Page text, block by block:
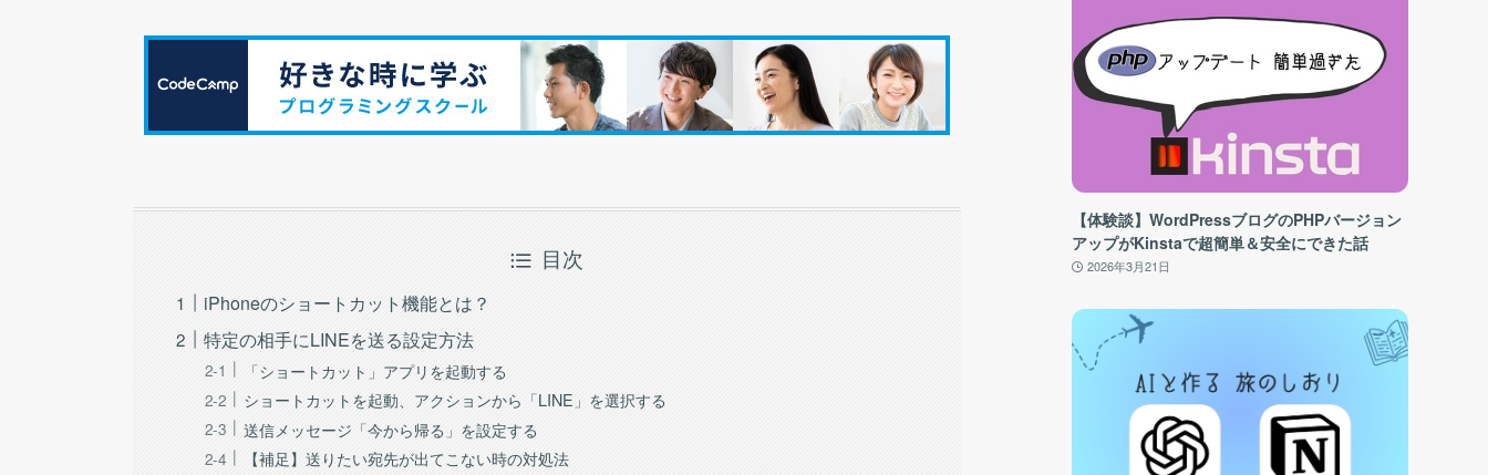
目次
iPhoneのショートカット機能とは？
特定の相手にLINEを送る設定方法
「ショートカット」アプリを起動する
ショートカットを起動、アクションから「LINE」を選択する
送信メッセージ「今から帰る」を設定する
【補足】送りたい宛先が出てこない時の対処法
【体験談】WordPressブログのPHPバージョン
アップがKinstaで超簡単＆安全にできた話
2026年3月21日